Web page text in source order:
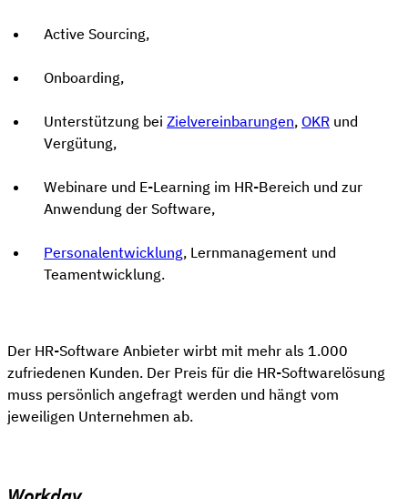
Active Sourcing,
Onboarding,
Unterstützung bei Zielvereinbarungen, OKR und
Vergütung,
Webinare und E-Learning im HR-Bereich und zur
Anwendung der Software,
Personalentwicklung, Lernmanagement und
Teamentwicklung.
Der HR-Software Anbieter wirbt mit mehr als 1.000
zufriedenen Kunden. Der Preis für die HR-Softwarelösung
muss persönlich angefragt werden und hängt vom
jeweiligen Unternehmen ab.